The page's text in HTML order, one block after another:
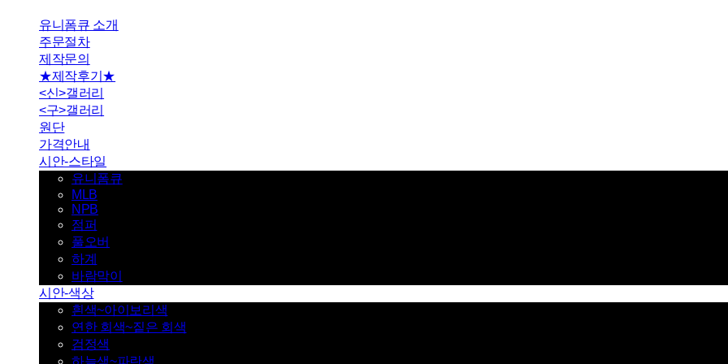
유니폼큐 소개
주문절차
제작문의
★제작후기★
<신>갤러리
<구>갤러리
원단
가격안내
시안-스타일
유니폼큐
MLB
NPB
점퍼
풀오버
하계
바람막이
시안-색상
흰색~아이보리색
연한 회색~짙은 회색
검정색